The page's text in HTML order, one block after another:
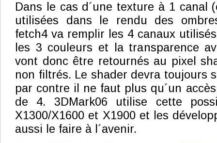
Dans le cas d´une texture à 1 canal
utilisées dans le rendu des
fetch4 va remplir les 4 canaux
les 3 couleurs et la transparence
vont donc être retournés au pixel
non filtrés. Le shader devra toujours
par contre il ne faut plus qu´un
de 4. 3DMark06 utilise cette
X1300/X1600 et X1900 et les
aussi le faire à l´avenir.